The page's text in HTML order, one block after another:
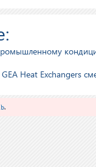
Heat Exchangers